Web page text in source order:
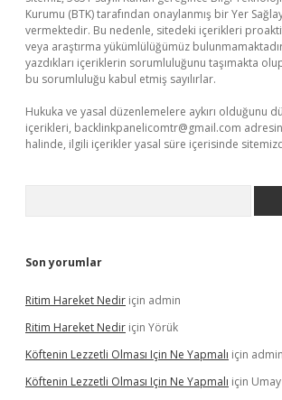
Kurumu (BTK) tarafından onaylanmış bir Yer
vermektedir. Bu nedenle, sitedeki içerikleri
veya araştırma yükümlülüğümüz
yazdıkları içeriklerin sorumluluğunu taşımakta
bu sorumluluğu kabul etmiş sayılırlar.
Hukuka ve yasal düzenlemelere aykırı olduğunu
içerikleri, backlinkpanelicomtr@gmail.com
halinde, ilgili içerikler yasal süre içerisinde
Son yorumlar
Ritim Hareket Nedir için admin
Ritim Hareket Nedir için Yörük
Köftenin Lezzetli Olması Için Ne Yapmalı için admin
Köftenin Lezzetli Olması Için Ne Yapmalı için Umay